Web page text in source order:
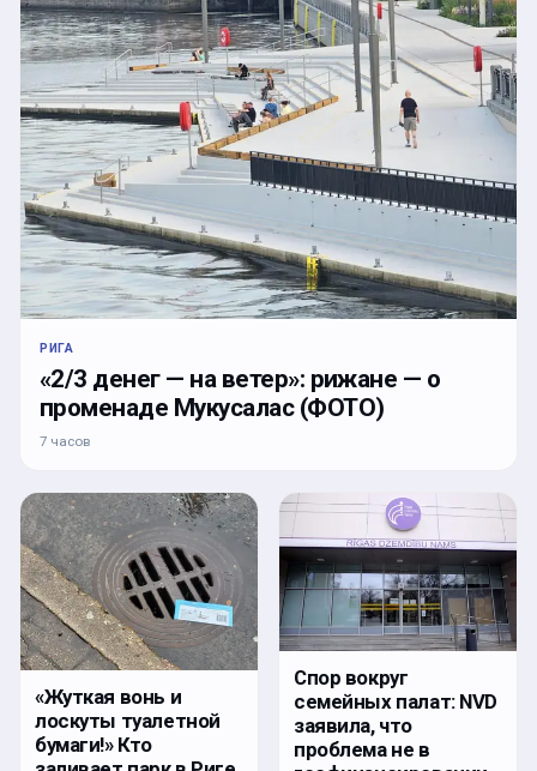
РИГА
«2/3 денег — на ветер»: рижане — о
променаде Мукусалас (ФОТО)
7 часов
«Жуткая вонь и
лоскуты туалетной
бумаги!» Кто
Спор вокруг
семейных палат: NVD
заявила, что
проблема не в